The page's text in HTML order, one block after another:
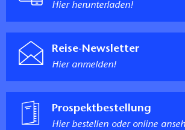
Hier herunterladen!
Reise-Newsletter
Hier anmelden!
Prospektbestellung
Hier bestellen oder online